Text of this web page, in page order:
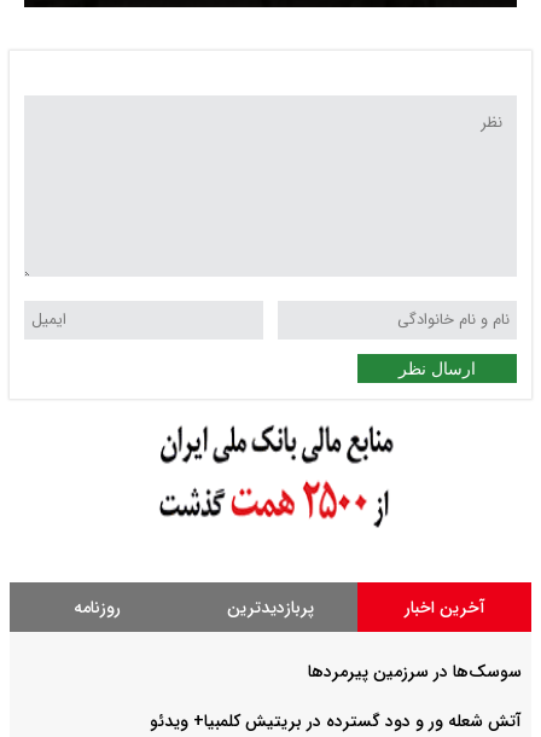
ارسال نظر
آخرین اخبار پربازدیدترین روزنامه
سوسک‌ها در سرزمین پیرمردها
آتش شعله ور و دود گسترده در بریتیش کلمبیا+ ویدئو